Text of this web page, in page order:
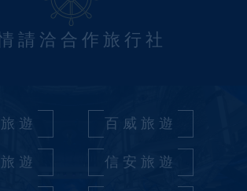
請洽合作旅行社
遊 百威旅遊
遊 信安旅遊